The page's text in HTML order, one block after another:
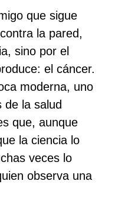
que sigue
la pared,
sino por el
el cáncer.
moderna, uno
de la salud
que, aunque
la ciencia lo
veces lo
observa una